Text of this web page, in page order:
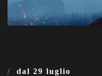
dal 29 luglio